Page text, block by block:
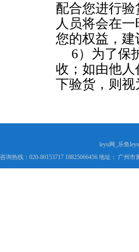
配合您进行
人员将会在
您的权益，
6）为了保
收；如由他
下验货，则
leyu网_乐鱼
咨询热线：020-86153717 18825066456 地址： 广州